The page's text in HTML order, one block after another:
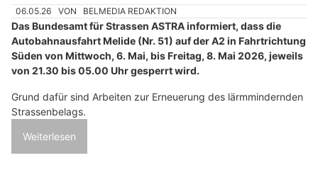
06.05.26 VON BELMEDIA REDAKTION
Das Bundesamt für Strassen ASTRA informiert, dass die
Autobahnausfahrt Melide (Nr. 51) auf der A2 in Fahrtrichtung
Süden von Mittwoch, 6. Mai, bis Freitag, 8. Mai 2026, jeweils
von 21.30 bis 05.00 Uhr gesperrt wird.
Grund dafür sind Arbeiten zur Erneuerung des lärmmindernden
Strassenbelags.
Weiterlesen